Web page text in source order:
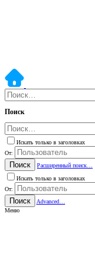
Поиск
Искать только в заголовках
От:
Поиск
Расширенный поиск…
Искать только в заголовках
От:
Поиск
Advanced…
Меню